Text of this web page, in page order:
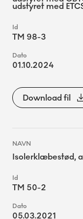
udstyret med
TM 98-3
01.10.2024
Download fil
Isolerklæbestød,
TM 50-2
05.03.2021